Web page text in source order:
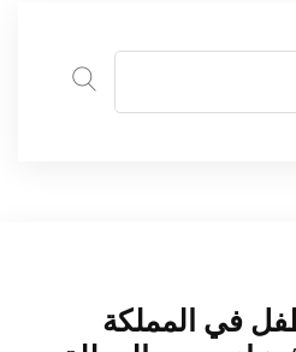
في المملكة